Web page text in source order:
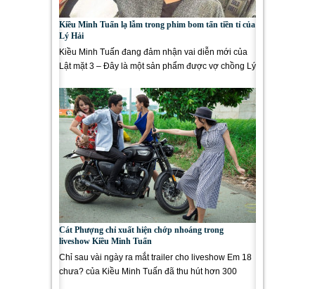
Kiều Minh Tuấn lạ lẫm trong phim bom tấn tiền tỉ của
Lý Hải
Kiều Minh Tuấn đang đảm nhận vai diễn mới của
Lật mặt 3 – Đây là một sản phẩm được vợ chồng Lý
Cát Phượng chỉ xuất hiện chớp nhoáng trong
liveshow Kiều Minh Tuấn
Chỉ sau vài ngày ra mắt trailer cho liveshow Em 18
chưa? của Kiều Minh Tuấn đã thu hút hơn 300